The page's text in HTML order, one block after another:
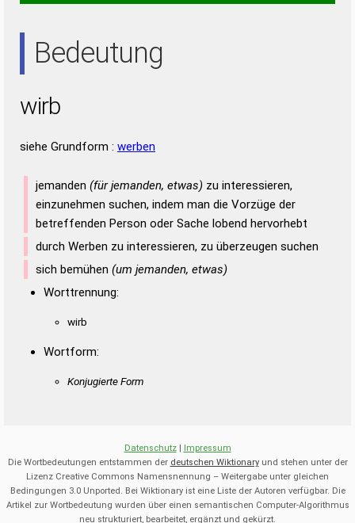
Wortanalyse-Algorithmus gute Anhaltspunkte zu
Wortbedeutung, Worttrennung und Wortform, um die
bestimmen!
Duden – Standardwerk in 12 Bänden
Duden – Richtiges und gutes
Deutsch
Duden – Die deutsche Grammatik
Duden – Deutsches
Universalwörterbuch
Bedeutung
wirb
siehe Grundform : werben
jemanden (für jemanden, etwas) zu interessieren,
einzunehmen suchen, indem man die Vorzüge der
betreffenden Person oder Sache lobend hervorhebt
durch Werben zu interessieren, zu überzeugen suchen
sich bemühen (um jemanden, etwas)
Worttrennung:
wirb
Wortform:
Konjugierte Form
Datenschutz| Impressum
Die Wortbedeutungen entstammen der deutschen Wiktionaryund stehen unter der
Lizenz Creative Commons Namensnennung – Weitergabe unter gleichen
Bedingungen 3.0 Unported. Bei Wiktionary ist eine Liste der Autoren verfügbar. Die
Artikel zur Wortbedeutung wurden über einen semantischen Computer-Algorithmus
neu strukturiert, bearbeitet, ergänzt und gekürzt.